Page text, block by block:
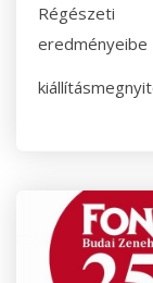
Régészeti